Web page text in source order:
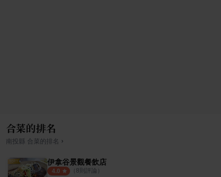
合菜的排名
南投縣 合菜 的排名 ›
伊拿谷景觀餐飲店
4.0 （ 8則評論）